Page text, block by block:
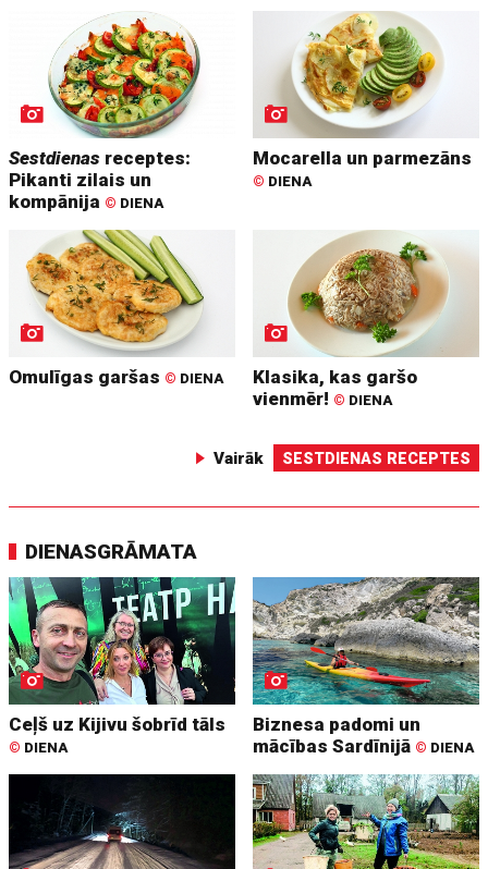
Sestdienas receptes:
Pikanti zilais un
kompānija © DIENA
Mocarella un parmezāns
© DIENA
Omulīgas garšas © DIENA
Klasika, kas garšo
vienmēr! © DIENA
Vairāk SESTDIENAS RECEPTES
DIENASGRĀMATA
Ceļš uz Kijivu šobrīd tāls
© DIENA
Biznesa padomi un
mācības Sardīnijā © DIENA